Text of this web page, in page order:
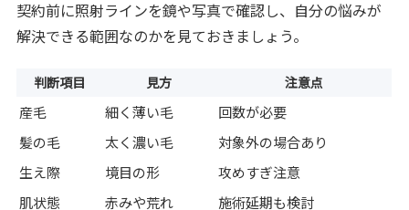
契約前に照射ラインを鏡や写真で確認し、自分の悩みが
解決できる範囲なのかを見ておきましょう。
判断項目 見方 注意点
産毛 細く薄い毛
回数が必要
髪の毛
太く濃い毛
対象外の場合あり
生え際
境目の形
攻めすぎ注意
肌状態
赤みや荒れ 施術延期も検討